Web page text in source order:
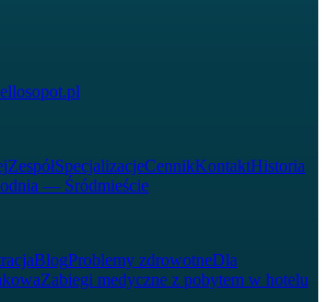
ZespółSpecjalizacjeCennikKontaktHistoria
— Śródmieście
BlogProblemy zdrowotneDla
Zabiegi medyczne z pobytem w hotelu